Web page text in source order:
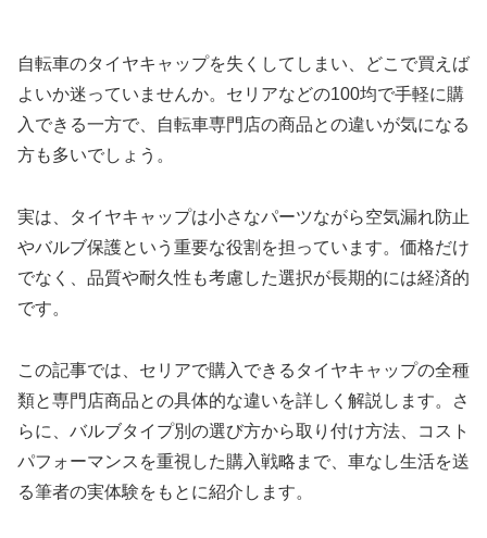
自転車のタイヤキャップを失くしてしまい、どこで買えば
よいか迷っていませんか。セリアなどの100均で手軽に購
入できる一方で、自転車専門店の商品との違いが気になる
方も多いでしょう。
実は、タイヤキャップは小さなパーツながら空気漏れ防止
やバルブ保護という重要な役割を担っています。価格だけ
でなく、品質や耐久性も考慮した選択が長期的には経済的
です。
この記事では、セリアで購入できるタイヤキャップの全種
類と専門店商品との具体的な違いを詳しく解説します。さ
らに、バルブタイプ別の選び方から取り付け方法、コスト
パフォーマンスを重視した購入戦略まで、車なし生活を送
る筆者の実体験をもとに紹介します。